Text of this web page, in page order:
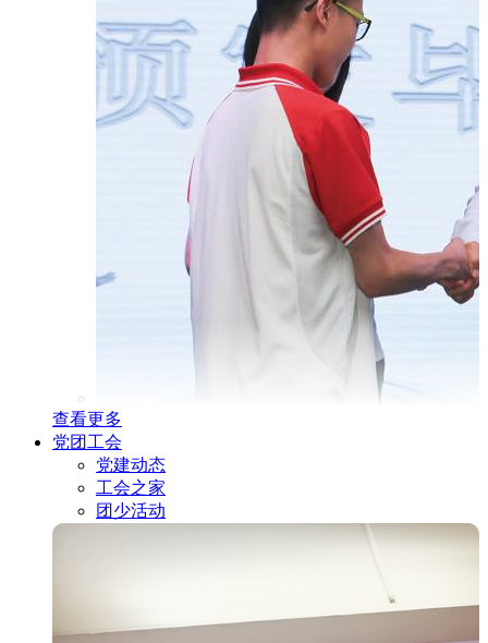
查看更多
党团工会
党建动态
工会之家
团少活动